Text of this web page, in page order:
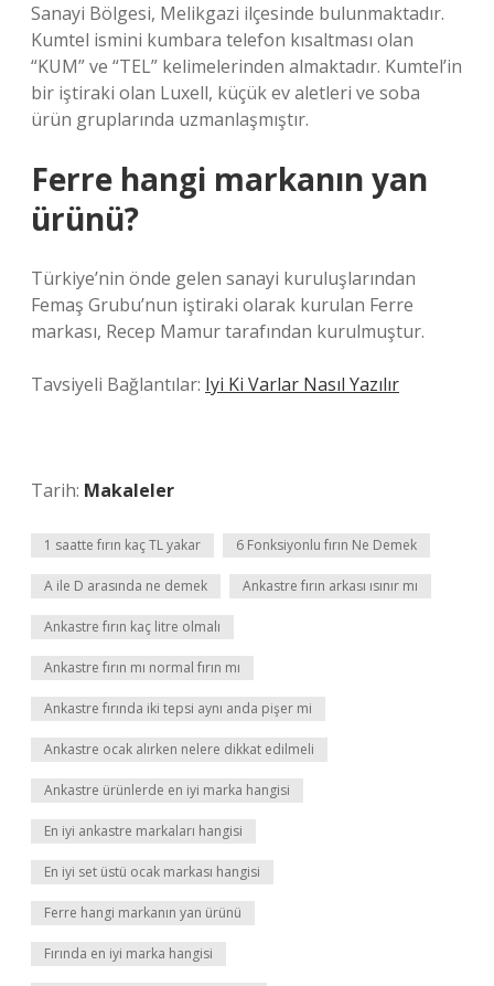
Sanayi Bölgesi, Melikgazi ilçesinde bulunmaktadır.
Kumtel ismini kumbara telefon kısaltması olan
“KUM” ve “TEL” kelimelerinden almaktadır. Kumtel’in
bir iştiraki olan Luxell, küçük ev aletleri ve soba
ürün gruplarında uzmanlaşmıştır.
Ferre hangi markanın yan
ürünü?
Türkiye’nin önde gelen sanayi kuruluşlarından
Femaş Grubu’nun iştiraki olarak kurulan Ferre
markası, Recep Mamur tarafından kurulmuştur.
Tavsiyeli Bağlantılar: Iyi Ki Varlar Nasıl Yazılır
Tarih: Makaleler
1 saatte fırın kaç TL yakar 6 Fonksiyonlu fırın Ne Demek
A ile D arasında ne demek Ankastre fırın arkası ısınır mı
Ankastre fırın kaç litre olmalı
Ankastre fırın mı normal fırın mı
Ankastre fırında iki tepsi aynı anda pişer mi
Ankastre ocak alırken nelere dikkat edilmeli
Ankastre ürünlerde en iyi marka hangisi
En iyi ankastre markaları hangisi
En iyi set üstü ocak markası hangisi
Ferre hangi markanın yan ürünü
Fırında en iyi marka hangisi